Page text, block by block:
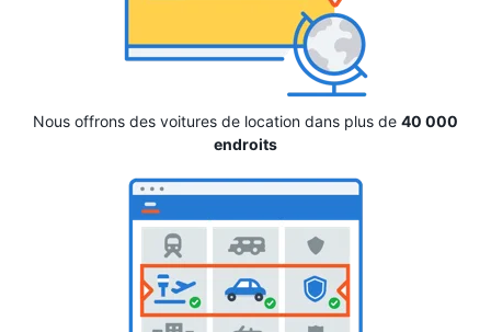
Nous offrons des voitures de location dans plus de 40 000
endroits